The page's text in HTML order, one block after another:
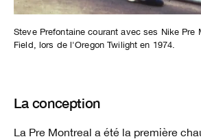
Steve Prefontaine courant avec ses Nike Pre
Field, lors de l'Oregon Twilight en 1974.
La conception
La Pre Montreal a été la première